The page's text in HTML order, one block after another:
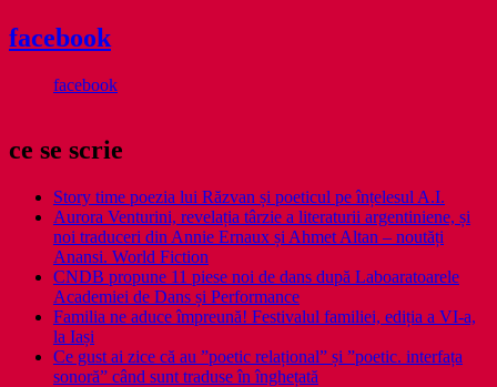
facebook
facebook
ce se scrie
Story time poezia lui Răzvan și poeticul pe înțelesul A.I.
Aurora Venturini, revelația târzie a literaturii argentiniene, și
noi traduceri din Annie Ernaux și Ahmet Altan – noutăți
Anansi. World Fiction
CNDB propune 11 piese noi de dans după Laboaratoarele
Academiei de Dans și Performance
Familia ne aduce împreună! Festivalul familiei, ediția a VI-a,
la Iași
Ce gust ai zice că au ”poetic relațional” și ”poetic. interfața
sonoră” când sunt traduse în înghețată